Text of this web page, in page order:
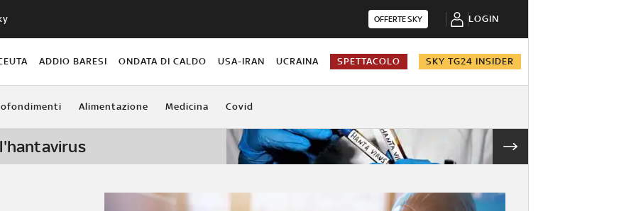
OFFERTE SKY LOGIN
ADDIO BARESI ONDATA DI CALDO USA-IRAN UCRAINA SPETTACOLO SKY TG24 INSIDER
Alimentazione Medicina Covid